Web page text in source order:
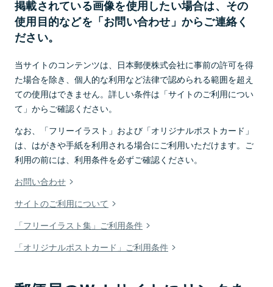
掲載されている画像を使用したい場合は、その
使用目的などを「お問い合わせ」からご連絡く
ださい。
当サイトのコンテンツは、日本郵便株式会社に事前の許可を得
た場合を除き、個人的な利用など法律で認められる範囲を超え
ての使用はできません。詳しい条件は「サイトのご利用につい
て」からご確認ください。
なお、「フリーイラスト」および「オリジナルポストカード」
は、はがきや手紙を利用される場合にご利用いただけます。ご
利用の前には、利用条件を必ずご確認ください。
お問い合わせ
サイトのご利用について
「フリーイラスト集」ご利用条件
「オリジナルポストカード」ご利用条件